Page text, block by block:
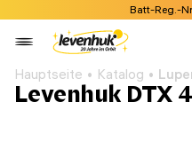
Batt-Reg.-
Hauptseite Katalog
Levenhuk DTX